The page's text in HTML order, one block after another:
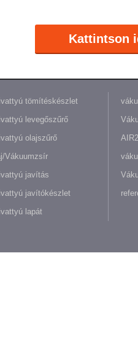
Kattintson
tömítéskészlet
levegőszűrő
olajszűrő
Vákuumzsír
javítás
javítókészlet
lapát